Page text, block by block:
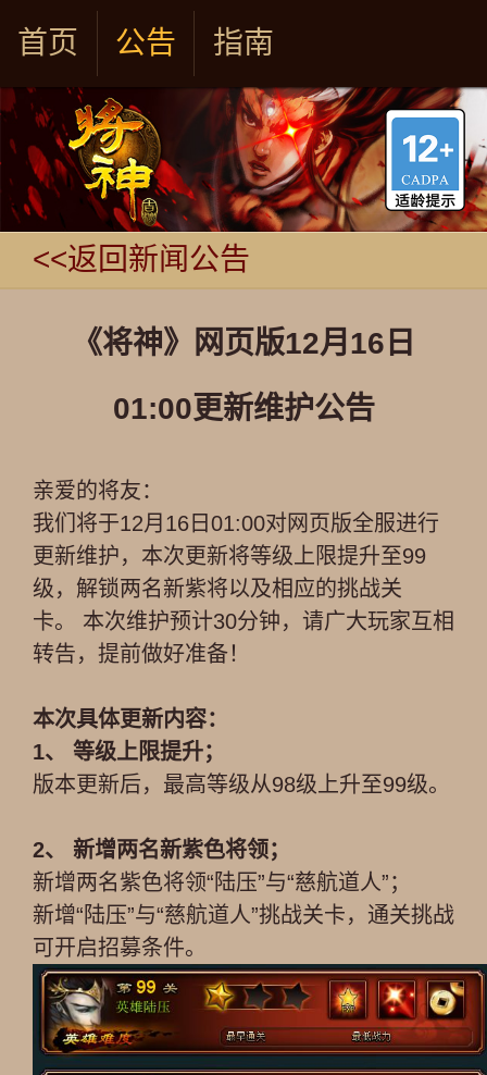
首页 公告 指南
<<返回新闻公告
《将神》网页版12月16日
01:00更新维护公告
亲爱的将友：
我们将于12月16日01:00对网页版全服进行
更新维护，本次更新将等级上限提升至99
级，解锁两名新紫将以及相应的挑战关
卡。 本次维护预计30分钟，请广大玩家互相
转告，提前做好准备！
本次具体更新内容：
1、 等级上限提升；
版本更新后，最高等级从98级上升至99级。
2、 新增两名新紫色将领；
新增两名紫色将领“陆压”与“慈航道人”；
新增“陆压”与“慈航道人”挑战关卡，通关挑战
可开启招募条件。